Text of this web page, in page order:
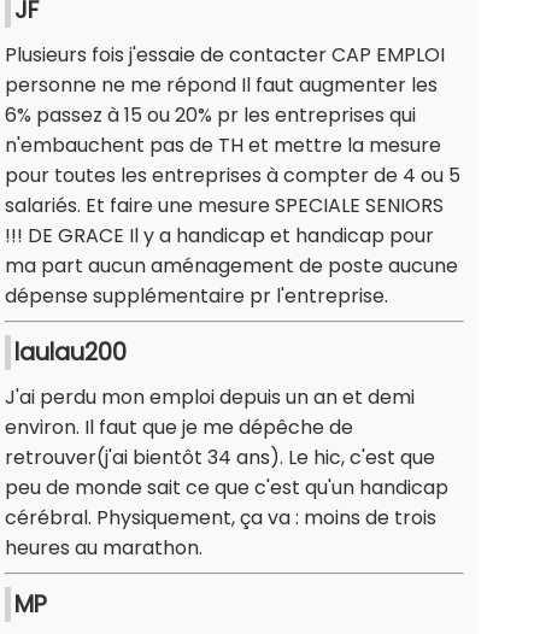
JF
Plusieurs fois j'essaie de contacter CAP EMPLOI
personne ne me répond Il faut augmenter les
6% passez à 15 ou 20% pr les entreprises qui
n'embauchent pas de TH et mettre la mesure
pour toutes les entreprises à compter de 4 ou 5
salariés. Et faire une mesure SPECIALE SENIORS
!!! DE GRACE Il y a handicap et handicap pour
ma part aucun aménagement de poste aucune
dépense supplémentaire pr l'entreprise.
laulau200
J'ai perdu mon emploi depuis un an et demi
environ. Il faut que je me dépêche de
retrouver(j'ai bientôt 34 ans). Le hic, c'est que
peu de monde sait ce que c'est qu'un handicap
cérébral. Physiquement, ça va : moins de trois
heures au marathon.
MP